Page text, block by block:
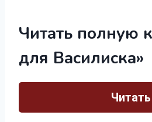
Читать полную
для Василиска»
Читать